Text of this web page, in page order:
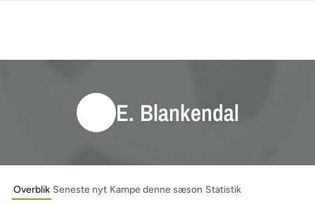
E. Blankendal
Overblik Seneste nyt Kampe denne sæson Statistik